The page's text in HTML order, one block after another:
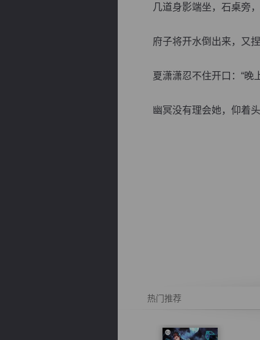
几道身影端坐，石桌旁，
府子将开水倒出来，又捏
夏潇潇忍不住开口：“晚上
幽冥没有理会她，仰着头
热门推荐